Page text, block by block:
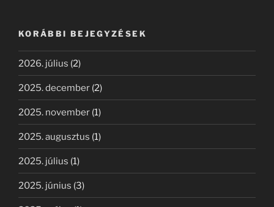
KORÁBBI BEJEGYZÉSEK
2026. július (2)
2025. december (2)
2025. november (1)
2025. augusztus (1)
2025. július (1)
2025. június (3)